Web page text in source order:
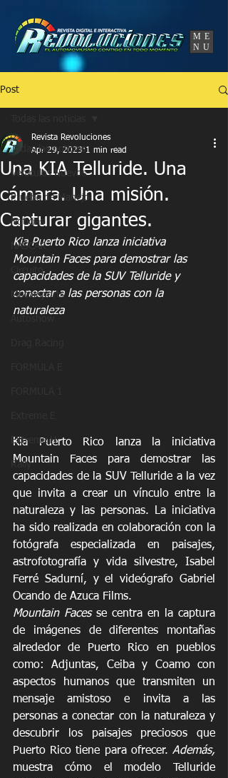
ME
NU
Post
Todas las noticias
Vehículos Nuevos
Prueba de Manejo
Noticias
NASCAR
Circuito
Motorsports
Extreme H
Rally
Una KIA Telluride. Una
cámara. Una misión.
Capturar gigantes.
Revista Revoluciones
Apr 29, 2023 1 min read
Kia Puerto Rico lanza iniciativa
Mountain Faces para demostrar las
capacidades de la SUV Telluride y
conectar a las personas con la
naturaleza
Kia Puerto Rico lanza la iniciativa
Mountain Faces para demostrar las
capacidades de la SUV Telluride a la vez
que invita a crear un vínculo entre la
naturaleza y las personas. La iniciativa
ha sido realizada en colaboración con la
fotógrafa especializada en paisajes,
astrofotografía y vida silvestre, Isabel
Ferré Sadurní, y el videógrafo Gabriel
Ocando de Azuca Films.
Mountain Faces se centra en la captura
de imágenes de diferentes montañas
alrededor de Puerto Rico en pueblos
como: Adjuntas, Ceiba y Coamo con
aspectos humanos que transmiten un
mensaje amistoso e invita a las
personas a conectar con la naturaleza y
descubrir los paisajes preciosos que
Puerto Rico tiene para ofrecer. Además,
muestra cómo el modelo Telluride